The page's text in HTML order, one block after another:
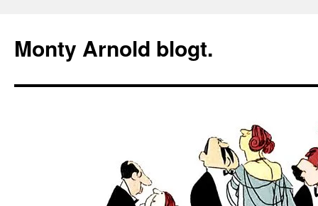
springen
Monty Arnold blogt.